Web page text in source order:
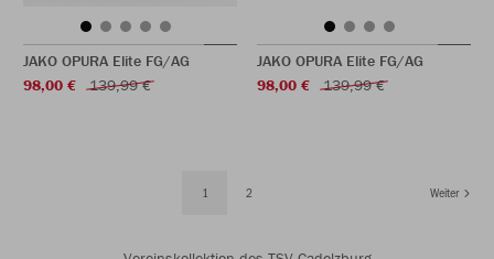
JAKO OPURA Elite FG/AG
98,00 €
139,99 €
JAKO OPURA Elite FG/AG
98,00 €
139,99 €
1 2 Weiter